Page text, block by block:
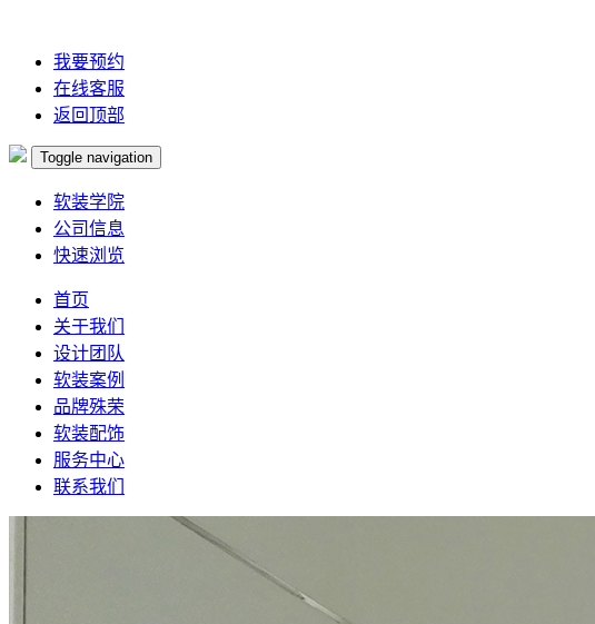
我要预约
在线客服
返回顶部
Toggle navigation
软装学院
公司信息
快速浏览
首页
关于我们
设计团队
软装案例
品牌殊荣
软装配饰
服务中心
联系我们